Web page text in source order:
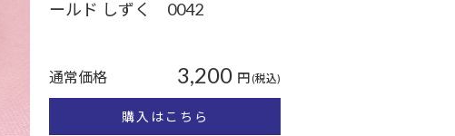
ールド しずく 0042
通常価格 3,200 円(税込)
購入はこちら